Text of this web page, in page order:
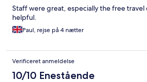
Staff were great, especially the free travel
helpful.
Paul, rejse på 4 nætter
Verificeret anmeldelse
10/10 Enestående